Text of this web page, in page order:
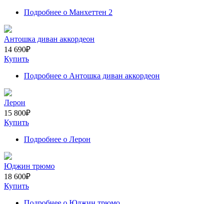
Подробнее о Манхеттен 2
Антошка диван аккордеон
14 690₽
Купить
Подробнее о Антошка диван аккордеон
Лерон
15 800₽
Купить
Подробнее о Лерон
Юджин трюмо
18 600₽
Купить